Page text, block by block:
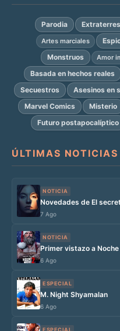
Parodia
Artes marciales
Monstruos Amor
Basada en hechos reales
Secuestros
Asesinos en
Marvel Comics
Misterio
Futuro postapocalíptico
ÚLTIMAS NOTICIAS
NOTICIA
Novedades de El
7 Ago
NOTICIA
Primer vistazo a
6 Ago
ESPECIAL
M. Night Shyamalan
6 Ago
ESPECIAL